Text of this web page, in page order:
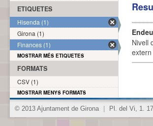
Nivell
ETIQUETES
Hisenda (1)
Girona (1)
Finances (1)
MOSTRAR MÉS ETIQUETES
FORMATS
CSV (1)
MOSTRAR MENYS FORMATS
© 2013 Ajuntament de Girona Pl. del Vi, 1.